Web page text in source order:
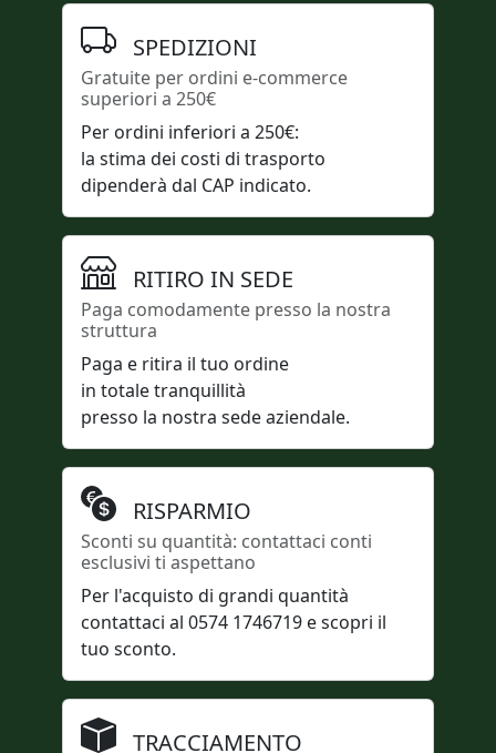
SPEDIZIONI
Gratuite per ordini e-commerce
superiori a 250€
Per ordini inferiori a 250€:
la stima dei costi di trasporto
dipenderà dal CAP indicato.
RITIRO IN SEDE
Paga comodamente presso la nostra
struttura
Paga e ritira il tuo ordine
in totale tranquillità
presso la nostra sede aziendale.
RISPARMIO
Sconti su quantità: contattaci conti
esclusivi ti aspettano
Per l'acquisto di grandi quantità
contattaci al 0574 1746719 e scopri il
tuo sconto.
TRACCIAMENTO